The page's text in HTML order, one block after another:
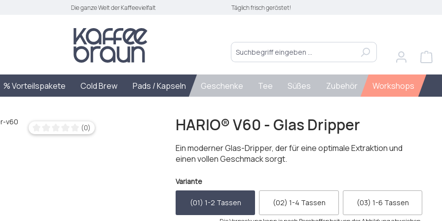
Die ganze Welt der Kaffeevielfalt Täglich frisch geröstet!
% Vorteilspakete Cold Brew Pads / Kapseln Geschenke Tee Süßes Zubehör Workshops
Durchschnittliche Bewertung von 0 von 5 Sternen
(0) HARIO® V60 - Glas Dripper
Ein moderner Glas-Dripper, der für eine optimale Extraktion und
einen vollen Geschmack sorgt.
Varianteauswählen
(01) 1-2 Tassen (02) 1-4 Tassen (03) 1-6 Tassen